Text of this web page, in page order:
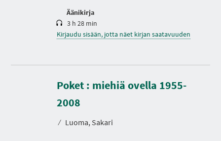
Äänikirja
3 h 28 min
Kirjaudu sisään, jotta näet kirjan saatavuuden
Poket : miehiä ovella 1955-
2008
⁄ Luoma, Sakari
K
e
s
t